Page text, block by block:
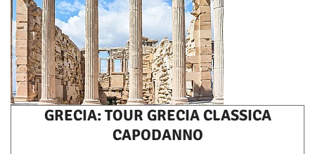
GRECIA: TOUR GRECIA CLASSICA
CAPODANNO